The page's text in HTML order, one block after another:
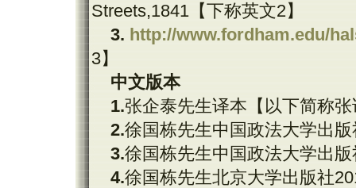
Streets,1841 【下称英文2】
3. http://www.fordham.edu/
3】
中文版本
1.张企泰先生译本【以下简称
2.徐国栋先生中国政法大学出版
3.徐国栋先生中国政法大学出版
4.徐国栋先生北京大学出版社